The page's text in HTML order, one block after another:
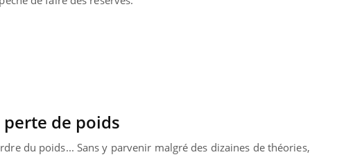
de poids
du poids... Sans y parvenir malgré des dizaines de théories,